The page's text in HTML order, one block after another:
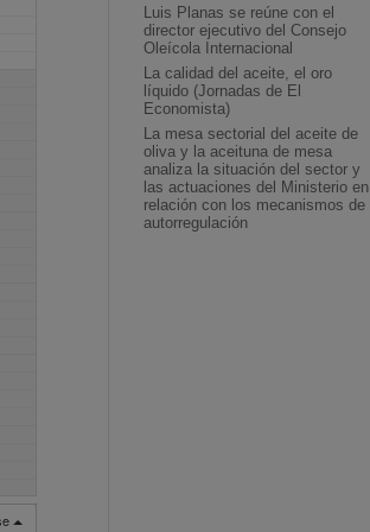
Luis Planas se reúne con el
director ejecutivo del Consejo
Oleícola Internacional
La calidad del aceite, el oro
líquido (Jornadas de El
Economista)
La mesa sectorial del aceite de
oliva y la aceituna de mesa
analiza la situación del sector y
las actuaciones del Ministerio en
relación con los mecanismos de
autorregulación